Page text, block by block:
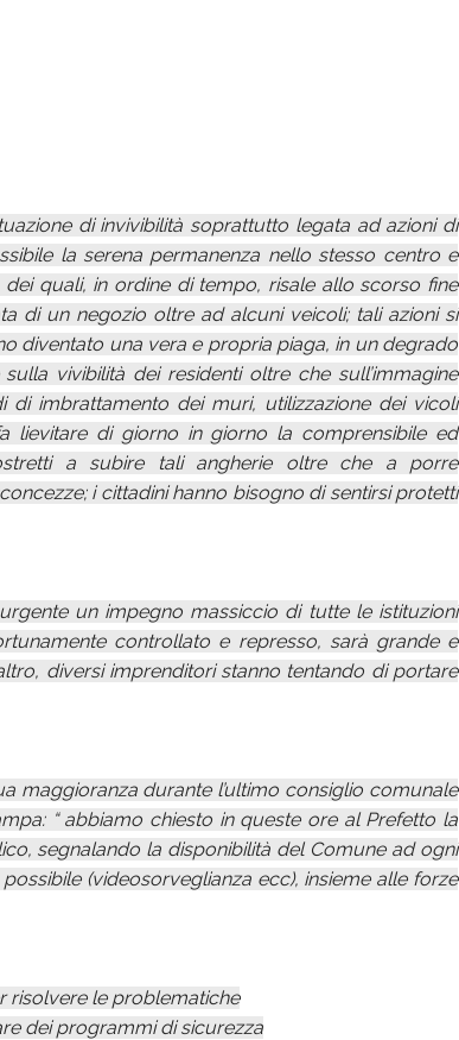
di invivibilità soprattutto legata ad azioni di
la serena permanenza nello stesso centro e
quali, in ordine di tempo, risale allo scorso fine
di un negozio oltre ad alcuni veicoli; tali azioni si
diventato una vera e propria piaga, in un degrado
vivibilità dei residenti oltre che sull’immagine
di imbrattamento dei muri, utilizzazione dei vicoli
lievitare di giorno in giorno la comprensibile ed
a subire tali angherie oltre che a porre
i cittadini hanno bisogno di sentirsi protetti
un impegno massiccio di tutte le istituzioni
controllato e represso, sarà grande e
diversi imprenditori stanno tentando di portare
maggioranza durante l’ultimo consiglio comunale
“ abbiamo chiesto in queste ore al Prefetto la
segnalando la disponibilità del Comune ad ogni
(videosorveglianza ecc), insieme alle forze
risolvere le problematiche
dei programmi di sicurezza